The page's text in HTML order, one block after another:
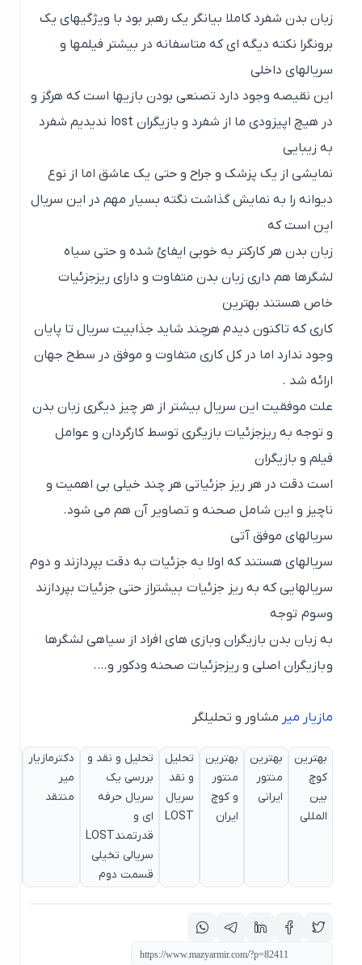
زبان بدن شفرد کاملا بیانگر یک رهبر بود با ویژگیهای یک
برونگرا نکته دیگه ای که متاسفانه در بیشتر فیلمها و
سریالهای داخلی
این نقیصه وجود دارد تصنعی بودن بازیها است که هرگز و
در هیچ اپیزودی ما از شفرد و بازیگران lost ندیدیم شفرد
به زیبایی
نمایشی از یک پزشک و جراح و حتی یک عاشق اما از نوع
دیوانه را به نمایش گذاشت نگته بسیار مهم در این سریال
این است که
زبان بدن هر کارکتر به خوبی ایفائ شده و حتی سیاه
لشگرها هم داری زبان بدن متفاوت و دارای ریزجزئیات
خاص هستند بهترین
کاری که تاکنون دیدم هرچند شاید جذابیت سریال تا پایان
وجود ندارد اما در کل کاری متفاوت و موفق در سطح جهان
ارائه شد .
علت موفقیت این سریال بیشتر از هر چیز دیگری زبان بدن
و توجه به ریزجزئیات بازیگری توسط کارگردان و عوامل
فیلم و بازیگران
است دقت در هر ریز جزئیاتی هر چند خیلی بی اهمیت و
ناچیز و این شامل صحنه و تصاویر آن هم می شود.
سریالهای موفق آتی
سریالهای هستند که اولا به جزئیات به دقت بپردازند و دوم
سریالهایی که به ریز جزئیات بیشتراز حتی جزئیات بپردازند
وسوم توجه
به زبان بدن بازیگران وبازی های افراد از سیاهی لشگرها
و بازیگران اصلی و ریزجزئیات صحنه ودکور و….
مازیار میر مشاور و تحلیلگر
بهترین
المللی
بهترین
منتور
ایرانی
بهترین
منتور
و کوچ
تحلیل
و نقد
سریال
LOST
تحلیل و نقد و
بررسی یک
سریال حرفه
ای و
قدرتمندLOST
سریالی تخیلی
قسمت دوم
دکترمازیار
منتقد